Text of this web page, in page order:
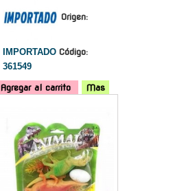
Origen:
IMPORTADO Código:
361549
Agregar al carrito
Mas